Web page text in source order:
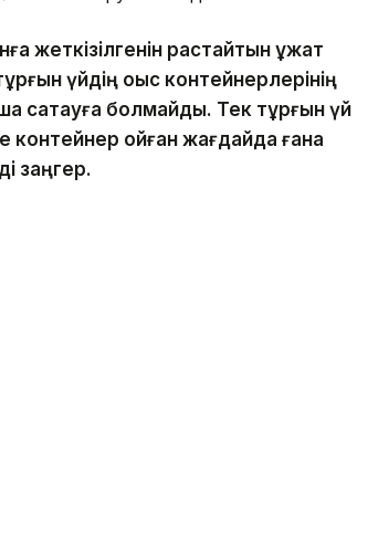
жеткізілгенін растайтын құжат
үйдің қоқыс контейнерлерінің
сақтауға болмайды. Тек тұрғын үй
контейнер қойған жағдайда ғана
заңгер.